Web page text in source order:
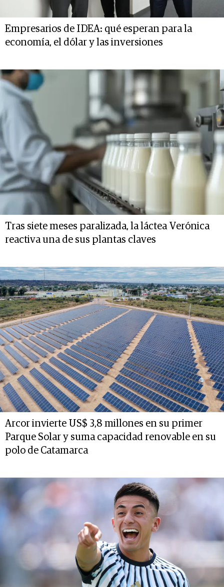
Empresarios de IDEA: qué esperan para la
economía, el dólar y las inversiones
Tras siete meses paralizada, la láctea Verónica
reactiva una de sus plantas claves
Arcor invierte US$ 3,8 millones en su primer
Parque Solar y suma capacidad renovable en su
polo de Catamarca